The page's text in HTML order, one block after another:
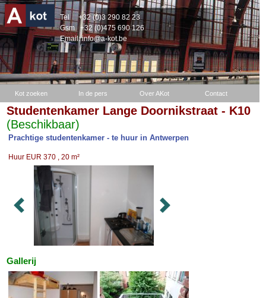
Tel+32 (0)3 290 82 23
Gsm +32 (0)475 690 126
Email:info@a-kot.be
Kot zoeken In de pers Over AKot Contact
Studentenkamer Lange Doornikstraat - K10
(Beschikbaar)
Prachtige studentenkamer - te huur in Antwerpen
Huur EUR 370 , 20 m²
Gallerij